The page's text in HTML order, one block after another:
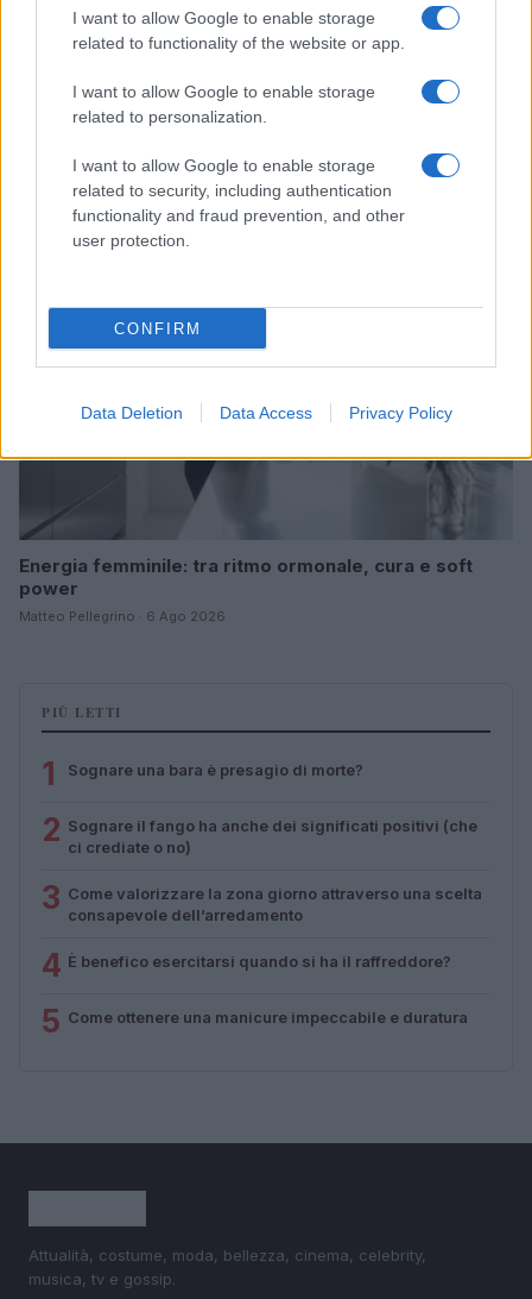
I want to allow Google to enable storage
related to functionality of the website or app.
I want to allow Google to enable storage
related to personalization.
I want to allow Google to enable storage
related to security, including authentication
functionality and fraud prevention, and other
user protection.
CONFIRM
Data Deletion Data Access Privacy Policy
Come preservare il colore dei capelli in estate:
Cristian Castiglioni · 6 Ago 2026
Energia femminile: tra ritmo ormonale, cura e soft
power
Matteo Pellegrino · 6 Ago 2026
PIÙ LETTI
1 Sognare una bara è presagio di morte?
2 Sognare il fango ha anche dei significati positivi (che
ci crediate o no)
3 Come valorizzare la zona giorno attraverso una scelta
consapevole dell’arredamento
4 È benefico esercitarsi quando si ha il raffreddore?
5 Come ottenere una manicure impeccabile e duratura
Attualità, costume, moda, bellezza, cinema, celebrity,
musica, tv e gossip.